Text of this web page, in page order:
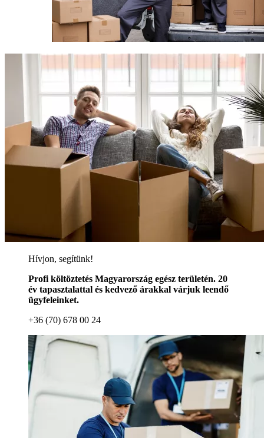
Hívjon, segítünk!
Profi költöztetés Magyarország egész területén. 20
év tapasztalattal és kedvező árakkal várjuk leendő
ügyfeleinket.
+36 (70) 678 00 24